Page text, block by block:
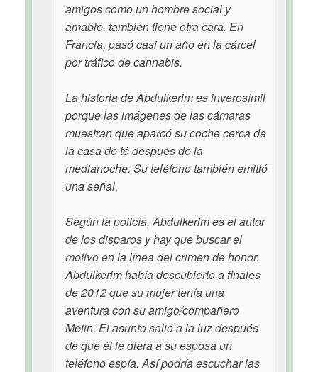
amigos como un hombre social y
amable, también tiene otra cara. En
Francia, pasó casi un año en la cárcel
por tráfico de cannabis.
La historia de Abdulkerim es inverosímil
porque las imágenes de las cámaras
muestran que aparcó su coche cerca de
la casa de té después de la
medianoche. Su teléfono también emitió
una señal.
Según la policía, Abdulkerim es el autor
de los disparos y hay que buscar el
motivo en la línea del crimen de honor.
Abdulkerim había descubierto a finales
de 2012 que su mujer tenía una
aventura con su amigo/compañero
Metin. El asunto salió a la luz después
de que él le diera a su esposa un
teléfono espía. Así podría escuchar las